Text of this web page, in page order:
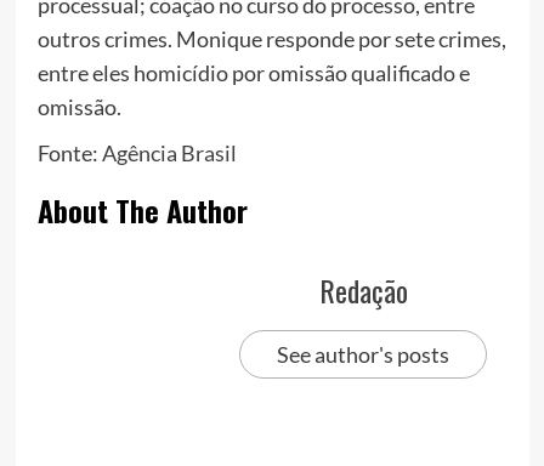
outros crimes. Monique responde por sete crimes,
entre eles homicídio por omissão qualificado e
omissão.
Fonte:Agência Brasil
About The Author
Redação
See author's posts